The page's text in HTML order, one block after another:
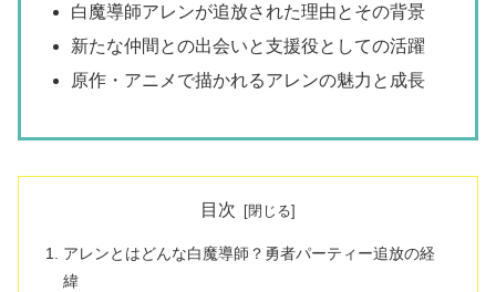
白魔導師アレンが追放された理由とその背景
新たな仲間との出会いと支援役としての活躍
原作・アニメで描かれるアレンの魅力と成長
目次
アレンとはどんな白魔導師？勇者パーティー追放の経
緯